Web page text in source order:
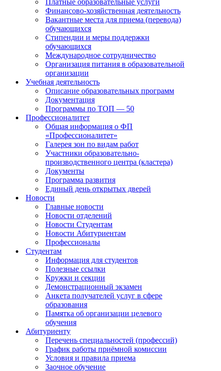
Платные образовательные услуги
Финансово-хозяйственная деятельность
Вакантные места для приема (перевода)
обучающихся
Стипендии и меры поддержки
обучающихся
Международное сотрудничество
Организация питания в образовательной
организации
Учебная деятельность
Описание образовательных программ
Документация
Программы по ТОП — 50
Профессионалитет
Общая информация о ФП
«Профессионалитет»
Галерея зон по видам работ
Участники образовательно-
производственного центра (кластера)
Документы
Программа развития
Единый день открытых дверей
Новости
Главные новости
Новости отделений
Новости Студентам
Новости Абитуриентам
Профессионалы
Студентам
Информация для студентов
Полезные ссылки
Кружки и секции
Демонстрационный экзамен
Анкета получателей услуг в сфере
образования
Памятка об организации целевого
обучения
Абитуриенту
Перечень специальностей (профессий)
График работы приёмной комиссии
Условия и правила приема
Заочное обучение